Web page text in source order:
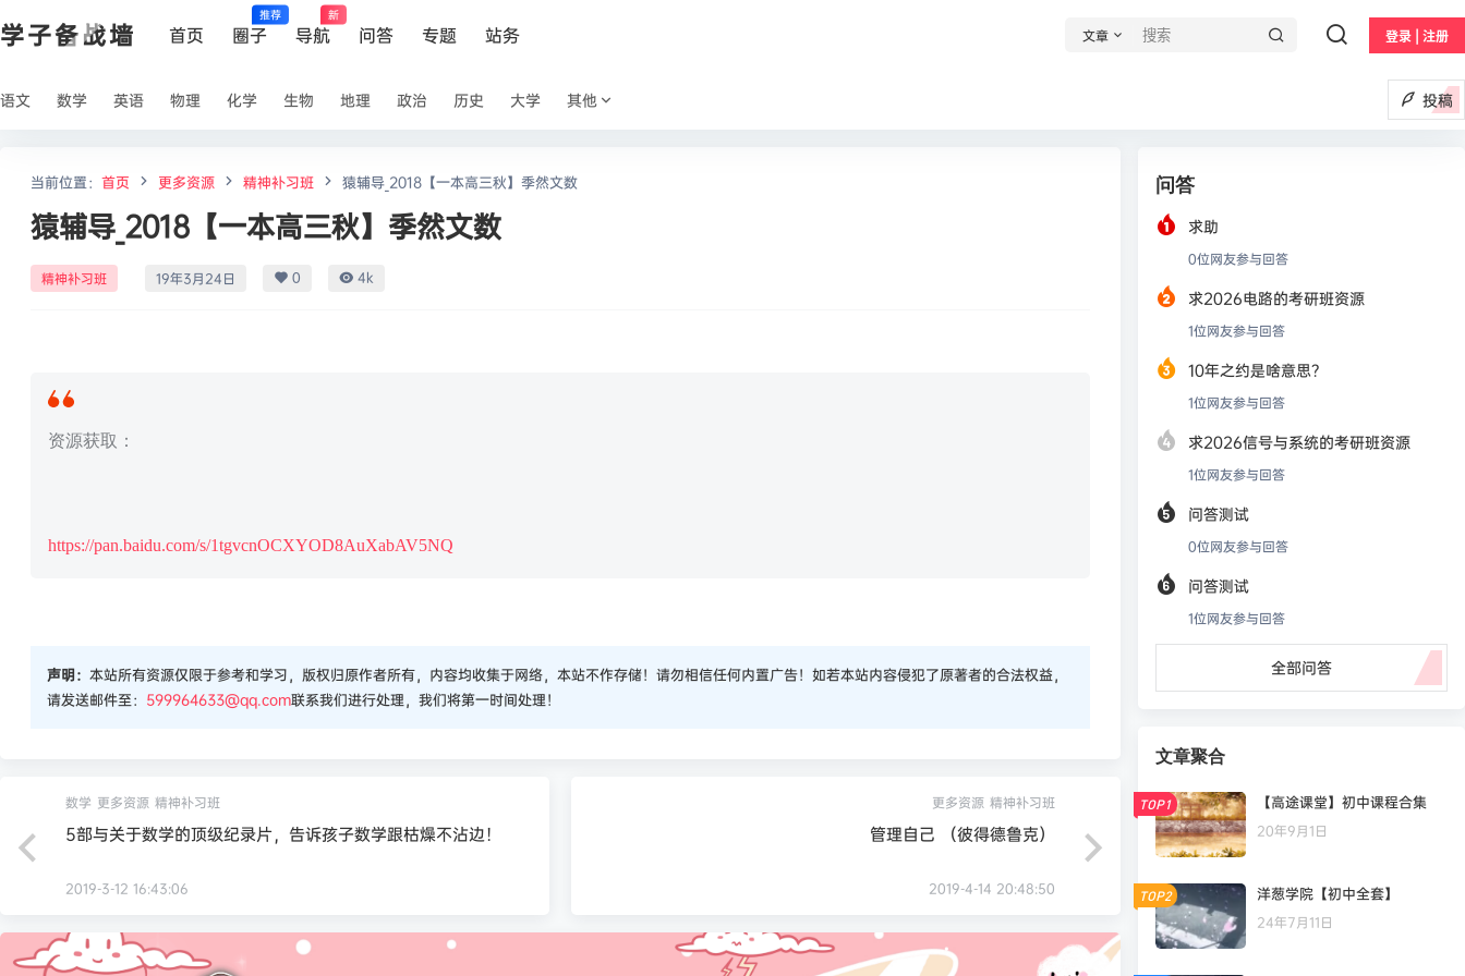
学子备战墙 首页 圈子
推荐
导航
新
问答 专题 站务 文章 登录 | 注册
语文 数学 英语 物理 化学 生物 地理 政治 历史 大学 其他 投稿
当前位置： 首页 更多资源 精神补习班 猿辅导_2018【一本高三秋】季然文数
猿辅导_2018【一本高三秋】季然文数
精神补习班 19年3月24日 0 4k
资源获取：
https://pan.baidu.com/s/1tgvcnOCXYOD8AuXabAV5NQ
声明： 本站所有资源仅限于参考和学习，版权归原作者所有，内容均收集于网络，本站不作存储！请勿相信任何内置广告！如若本站内容侵犯了原著者的合法权益，
请发送邮件至： 599964633@qq.com联系我们进行处理，我们将第一时间处理！
数学 更多资源 精神补习班
5部与关于数学的顶级纪录片，告诉孩子数学跟枯燥不沾边！
2019-3-12 16:43:06
更多资源 精神补习班
管理自己 （彼得德鲁克）
2019-4-14 20:48:50
问答
求助
0位网友参与回答
求2026电路的考研班资源
1位网友参与回答
10年之约是啥意思？
1位网友参与回答
求2026信号与系统的考研班资源
1位网友参与回答
问答测试
0位网友参与回答
问答测试
1位网友参与回答
全部问答
文章聚合
TOP1 【高途课堂】初中课程合集
20年9月1日
TOP2 洋葱学院【初中全套】
24年7月11日